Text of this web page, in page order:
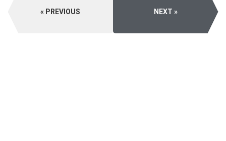
PREVIOUS NEXT